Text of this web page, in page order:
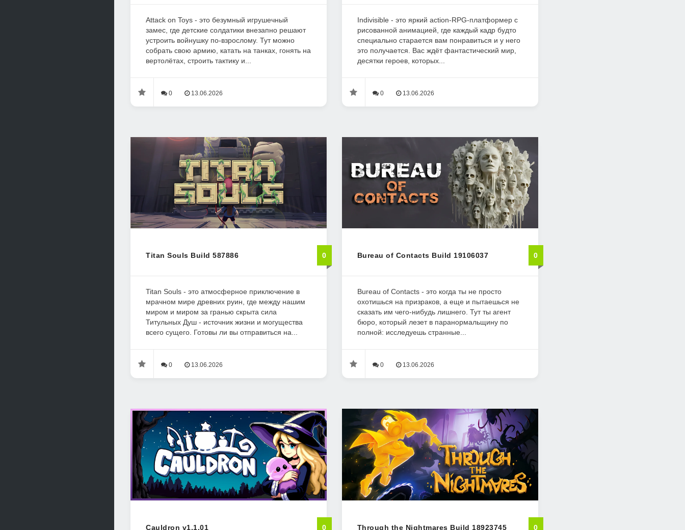
Attack on Toys - это безумный игрушечный
замес, где детские солдатики внезапно решают
устроить войнушку по-взрослому. Тут можно
собрать свою армию, катать на танках, гонять на
вертолётах, строить тактику и...
0 13.06.2026
Indivisible - это яркий action-RPG-платформер с
рисованной анимацией, где каждый кадр будто
специально старается вам понравиться и у него
это получается. Вас ждёт фантастический мир,
десятки героев, которых...
0 13.06.2026
Titan Souls Build 587886 0
Titan Souls - это атмосферное приключение в
мрачном мире древних руин, где между нашим
миром и миром за гранью скрыта сила
Титульных Душ - источник жизни и могущества
всего сущего. Готовы ли вы отправиться на...
0 13.06.2026
Bureau of Contacts Build 19106037 0
Bureau of Contacts - это когда ты не просто
охотишься на призраков, а еще и пытаешься не
сказать им чего-нибудь лишнего. Тут ты агент
бюро, который лезет в паранормальщину по
полной: исследуешь странные...
0 13.06.2026
Cauldron v1.1.01 0 Through the Nightmares Build 18923745 0